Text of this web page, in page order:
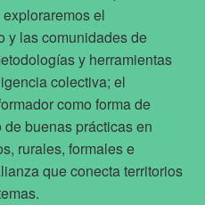
el
y las comunidades de
y herramientas
colectiva; el
como forma de
buenas prácticas en
rurales, formales e
que conecta territorios